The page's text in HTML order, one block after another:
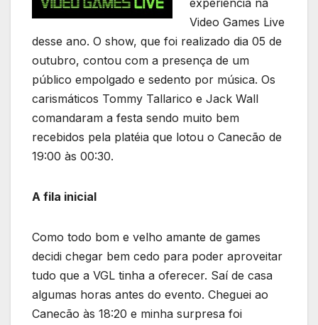
experiência na
Video Games Live
desse ano. O show, que foi realizado dia 05 de
outubro, contou com a presença de um
público empolgado e sedento por música. Os
carismáticos Tommy Tallarico e Jack Wall
comandaram a festa sendo muito bem
recebidos pela platéia que lotou o Canecão de
19:00 às 00:30.
A fila inicial
Como todo bom e velho amante de games
decidi chegar bem cedo para poder aproveitar
tudo que a VGL tinha a oferecer. Saí de casa
algumas horas antes do evento. Cheguei ao
Canecão às 18:20 e minha surpresa foi